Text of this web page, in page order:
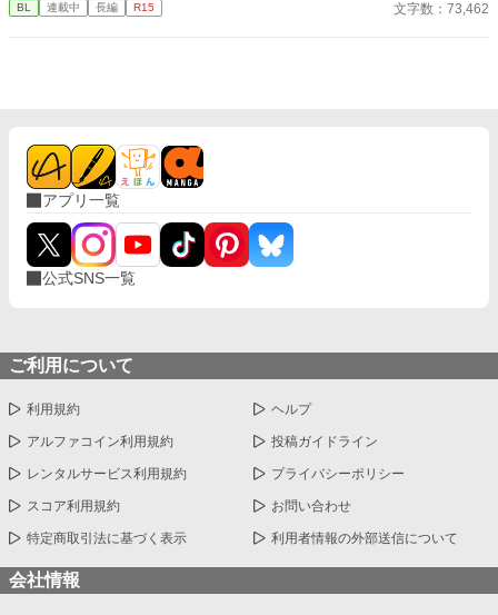
マ！の青春BLコンテスト最終選考作品に加筆＆新エピソードを加
たがる。 特に食へのこだわりが強く、渚が食べるもの全てを知
BL 連載中 長編 R15 文字数：73,462
アプリ一覧
公式SNS一覧
ご利用について
利用規約 ヘルプ
アルファコイン利用規約 投稿ガイドライン
レンタルサービス利用規約 プライバシーポリシー
スコア利用規約 お問い合わせ
特定商取引法に基づく表示 利用者情報の外部送信について
会社情報